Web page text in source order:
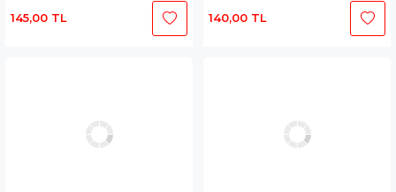
145,00 TL 140,00 TL